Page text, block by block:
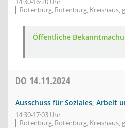
Rotenburg, Rotenburg, Kreishaus,
Öffentliche
DO 14.11.2024
Ausschuss für Soziales, Arbeit
14:30-17:03 Uhr
Rotenburg, Rotenburg, Kreishaus,